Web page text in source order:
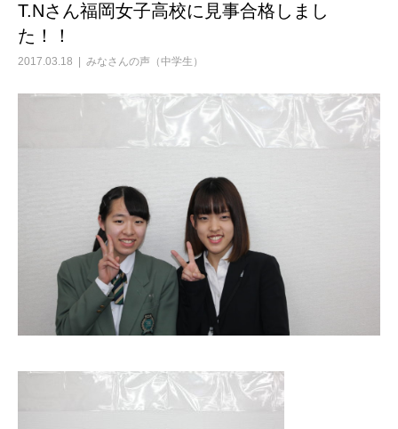
T.Nさん福岡女子高校に見事合格しまし
た！！
2017.03.18 みなさんの声（中学生）